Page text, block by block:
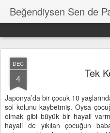
DEC
4 Tek
Japonya’da bir çocuk 10
sol kolunu kaybetmiş. Oysa
olmak gibi büyük bir hayali
hayali de yıkılan çocuğun